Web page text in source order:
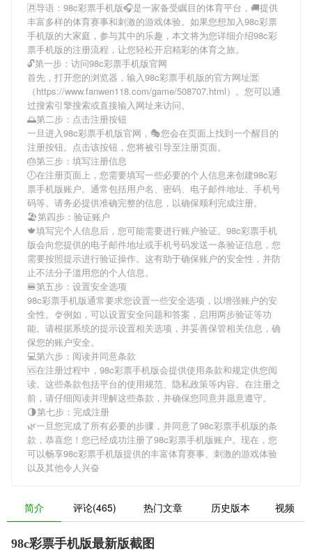
🈷导语： 98c彩票手机版🎧是一家备受瞩目的体育平台，🚚提供
丰富多样的体育赛事和刺激的游戏体验。如果您想加入98c彩票
手机版的大家庭，参与其中的乐趣，本文将为您详细介绍98c彩
票手机版的注册流程，让您轻松开启精彩的体育之旅。
🔓第一步：访问98c彩票手机版官网
首先，打开您的浏览器，输入98c彩票手机版的官方网址🈺
（https://www.fanwen118.com/game/508707.html）。您可以通
过搜索引擎搜索或直接输入网址来访问。
🌅第二步：点击注册按钮
一旦进入98c彩票手机版官网，🎭您会在页面上找到一个醒目的
注册按钮。点击该按钮，您将被引导至注册页面。
🎂第三步：填写注册信息
🕖在注册页面上，您需要填写一些必要的个人信息来创建98c彩
票手机版账户。通常包括用户名、密码、电子邮件地址、手机号
码等。请务必提供准确完整的信息，以确保顺利完成注册。
🏖第四步：验证账户
🍁填写完个人信息后，您可能需要进行账户验证。 98c彩票手机
版会向您提供的电子邮件地址或手机号码发送一条验证信息，您
需要按照提示进行验证操作。这有助于确保账户的安全性，并防
止不法分子滥用您的个人信息。
🍔第五步：设置安全选项
98c彩票手机版通常要求您设置一些安全选项，以增强账户的安
全性。🍨例如，可以设置安全问题和答案，启用两步验证等功
能。请根据系统的提示设置相关选项，并妥善保管相关信息，确
保您的账户安全。
💻第六步：阅读并同意条款
🆚在注册过程中， 98c彩票手机版会提供使用条款和规定供您阅
读。这些条款包括平台的使用规范、隐私政策等内容。在注册之
前，请仔细阅读并理解这些条款，并确保您同意并愿意遵守。
🌗第七步：完成注册
🌿一旦您完成了所有必要的步骤，并同意了98c彩票手机版的条
款，恭喜您！您已经成功注册了98c彩票手机版账户。现在，您
可以畅享98c彩票手机版提供的丰富体育赛事、刺激的游戏体验
以及其他令人兴奋
简介 评论(465) 热门文章 历史版本 视频
98c彩票手机版最新版截图